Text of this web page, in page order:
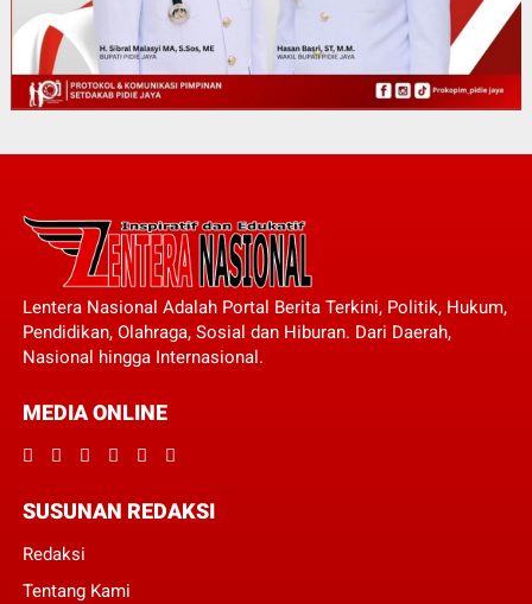
Lentera Nasional Adalah Portal Berita Terkini, Politik, Hukum,
Pendidikan, Olahraga, Sosial dan Hiburan. Dari Daerah,
Nasional hingga Internasional.
MEDIA ONLINE
SUSUNAN REDAKSI
Redaksi
Tentang Kami